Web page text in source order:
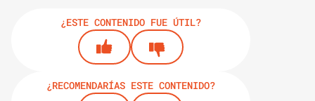
2 MINUTOS
¿ESTE CONTENIDO FUE ÚTIL?
¿RECOMENDARÍAS ESTE CONTENIDO?